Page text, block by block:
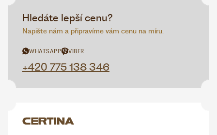
Hledáte lepší cenu?
Napište nám a připravíme vám cenu na míru.
WHATSAPP VIBER
+420 775 138 346